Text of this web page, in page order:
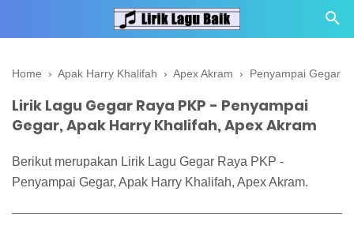
Home › Apak Harry Khalifah › Apex Akram › Penyampai Gegar
Lirik Lagu Gegar Raya PKP - Penyampai
Gegar, Apak Harry Khalifah, Apex Akram
Berikut merupakan Lirik Lagu Gegar Raya PKP -
Penyampai Gegar, Apak Harry Khalifah, Apex Akram.